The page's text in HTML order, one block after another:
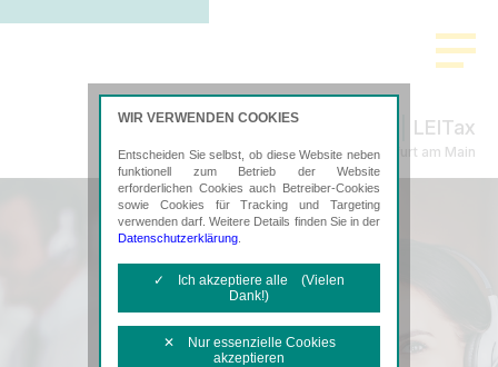
LEITax
Steuerberatung in Frankfurt am Main
WIR VERWENDEN COOKIES
Entscheiden Sie selbst, ob diese Website neben
funktionell zum Betrieb der Website
erforderlichen Cookies auch Betreiber-Cookies
sowie Cookies für Tracking und Targeting
verwenden darf. Weitere Details finden Sie in der
Datenschutzerklärung
✓ Ich akzeptiere alle (Vielen
Dank!)
✕ Nur essenzielle Cookies
akzeptieren